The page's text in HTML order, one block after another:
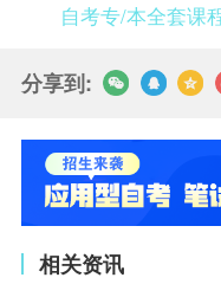
自考专/本全套课
分享到:
相关资讯